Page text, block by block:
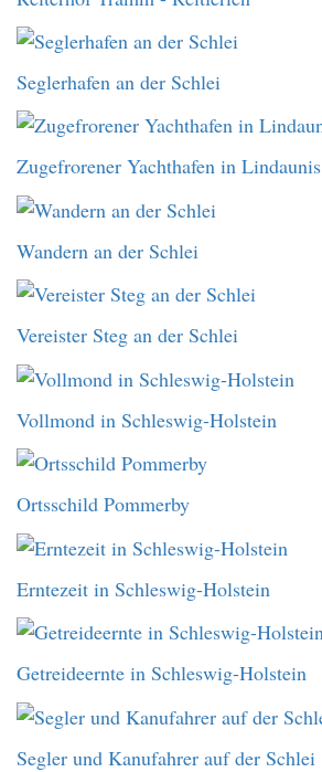
Seglerhafen an der Schlei
Zugefrorener Yachthafen in Lindaunis
Wandern an der Schlei
Vereister Steg an der Schlei
Vollmond in Schleswig-Holstein
Ortsschild Pommerby
Erntezeit in Schleswig-Holstein
Getreideernte in Schleswig-Holstein
Segler und Kanufahrer auf der Schlei